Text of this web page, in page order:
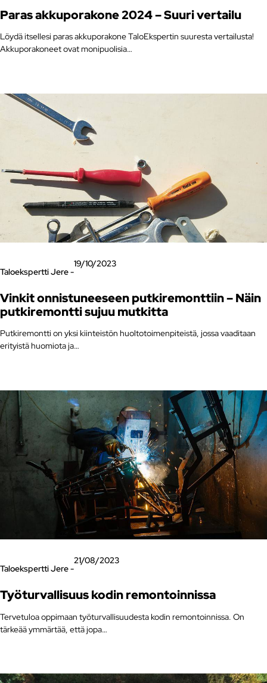
Paras akkuporakone 2024 – Suuri vertailu
Löydä itsellesi paras akkuporakone TaloEkspertin suuresta vertailusta!
Akkuporakoneet ovat monipuolisia…
Taloekspertti Jere -
19/10/2023
Vinkit onnistuneeseen putkiremonttiin – Näin
putkiremontti sujuu mutkitta
Putkiremontti on yksi kiinteistön huoltotoimenpiteistä, jossa vaaditaan
erityistä huomiota ja…
Taloekspertti Jere -
21/08/2023
Työturvallisuus kodin remontoinnissa
Tervetuloa oppimaan työturvallisuudesta kodin remontoinnissa. On
tärkeää ymmärtää, että jopa…